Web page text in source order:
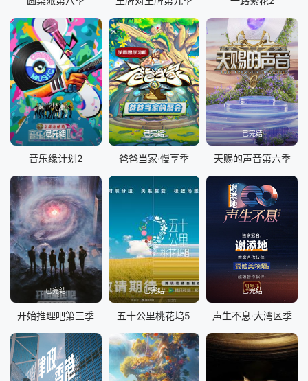
20240926 20241001 20241002 20241003
20241008 20241009 20241015 20241016
20241017 20241022 20241023 20241024
20241029 20241030 20241031 20241105
20241106 20241107 20241112 20241113
20241114 20241119 20241120 20241121
2024120 20241205 20241212
20241212 20241217 20241218 20241219
20241224 20241226 20241226 20241231
20250101 20250102 20250107 2025108
20250109 20250114 20250115 20250116
20250121 20250122 20250123 20250205
20250206 20250211 20250212
已完结
音乐缘计划2
已完结
爸爸当家·慢享季
已完结
天赐的声音第六季
已完结
开始推理吧第三季
已完结
五十公里桃花坞5
已完结
声生不息·大湾区季